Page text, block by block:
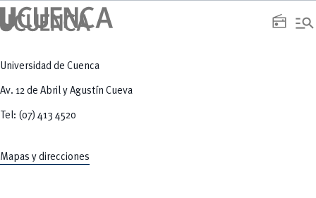
radio manage_search
Universidad de Cuenca
Av. 12 de Abril y Agustín Cueva
Tel: (07) 413 4520
Mapas y direcciones